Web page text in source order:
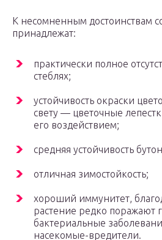
К несомненным достоинствам
принадлежат:
практически полное
стеблях;
устойчивость окраски
свету — цветочные
его воздействием;
средняя устойчивость
отличная зимостойкость;
хороший иммунитет,
растение редко поражают
бактериальные
насекомые-вредители.